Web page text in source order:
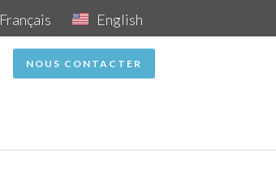
Français English
NOUS CONTACTER